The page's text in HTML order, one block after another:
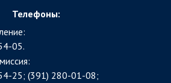
Телефоны:
05.
25; (391) 280-01-08;